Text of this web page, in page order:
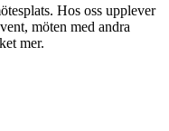
Hos oss upplever
möten med andra
mer.